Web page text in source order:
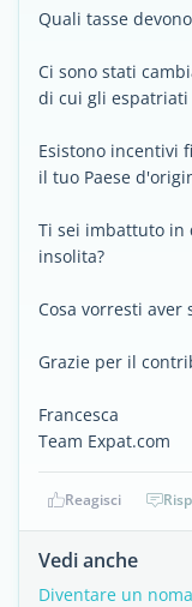
Quali tasse
Ci sono stati
di cui gli espatriati
Esistono incentivi
il tuo Paese
Ti sei imbattuto in
insolita?
Cosa vorresti aver
Grazie per il
Francesca
Team Expat.com
Reagisci
Vedi anche
Diventare un